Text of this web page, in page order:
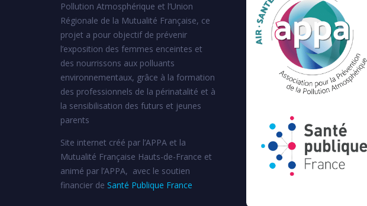
Pollution Atmosphérique et l’Union
Régionale de la Mutualité Française, ce
projet a pour objectif de prévenir
l’exposition des femmes enceintes et
des nourrissons aux polluants
environnementaux, grâce à la formation
des professionnels de la périnatalité et à
la sensibilisation des futurs et jeunes
parents
Site internet créé par l’APPA et la
Mutualité Française Hauts-de-France et
animé par l’APPA, avec le soutien
financier de Santé Publique France